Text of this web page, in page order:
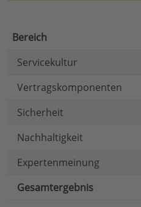
Bereich
Servicekultur
Vertragskomponenten
Sicherheit
Nachhaltigkeit
Expertenmeinung
Gesamtergebnis